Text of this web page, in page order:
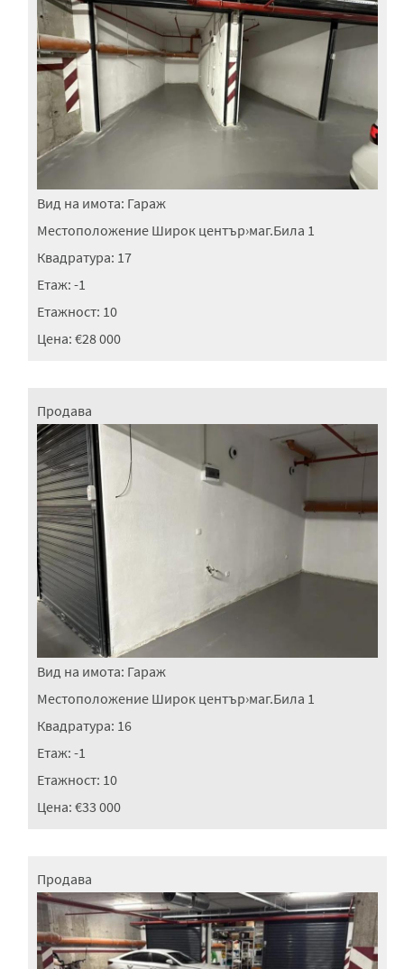
Вид на имота: Гараж
Местоположение Широк център›маг.Била 1
Квадратура: 17
Етаж: -1
Етажност: 10
Цена: €28 000
Продава
Вид на имота: Гараж
Местоположение Широк център›маг.Била 1
Квадратура: 16
Етаж: -1
Етажност: 10
Цена: €33 000
Продава